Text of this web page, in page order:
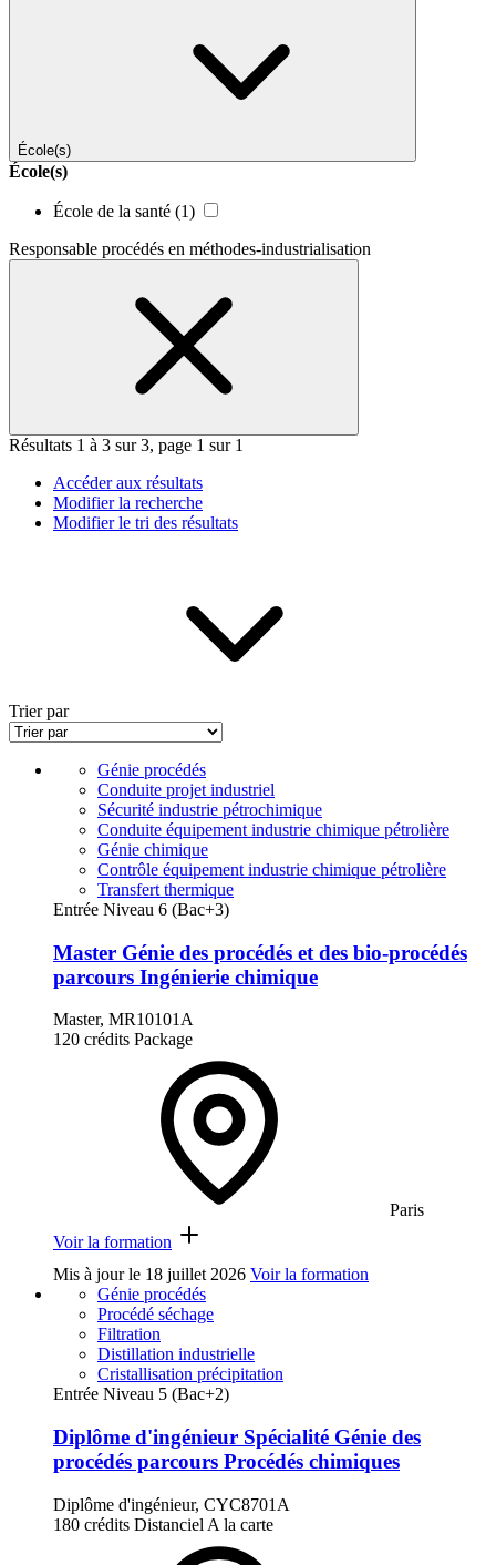
École(s)
École(s)
École de la santé (1)
Responsable procédés en méthodes-industrialisation
Résultats 1 à 3 sur 3, page 1 sur 1
Accéder aux résultats
Modifier la recherche
Modifier le tri des résultats
Trier par
Génie procédés
Conduite projet industriel
Sécurité industrie pétrochimique
Conduite équipement industrie chimique pétrolière
Génie chimique
Contrôle équipement industrie chimique pétrolière
Transfert thermique
Entrée Niveau 6 (Bac+3)
Master Génie des procédés et des bio-procédés
parcours Ingénierie chimique
Master, MR10101A
120 crédits Package
Paris
Voir la formation
Mis à jour le 18 juillet 2026 Voir la formation
Génie procédés
Procédé séchage
Filtration
Distillation industrielle
Cristallisation précipitation
Entrée Niveau 5 (Bac+2)
Diplôme d'ingénieur Spécialité Génie des
procédés parcours Procédés chimiques
Diplôme d'ingénieur, CYC8701A
180 crédits Distanciel A la carte